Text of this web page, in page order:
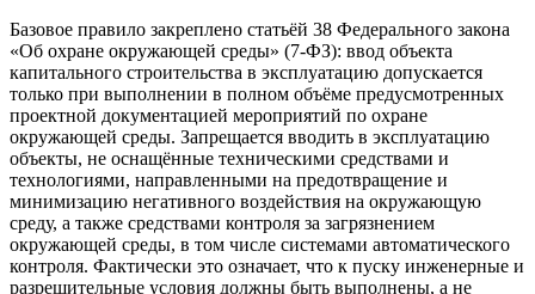
Базовое правило закреплено статьёй 38 Федерального закона
«Об охране окружающей среды» (7-ФЗ): ввод объекта
капитального строительства в эксплуатацию допускается
только при выполнении в полном объёме предусмотренных
проектной документацией мероприятий по охране
окружающей среды. Запрещается вводить в эксплуатацию
объекты, не оснащённые техническими средствами и
технологиями, направленными на предотвращение и
минимизацию негативного воздействия на окружающую
среду, а также средствами контроля за загрязнением
окружающей среды, в том числе системами автоматического
контроля. Фактически это означает, что к пуску инженерные и
разрешительные условия должны быть выполнены, а не